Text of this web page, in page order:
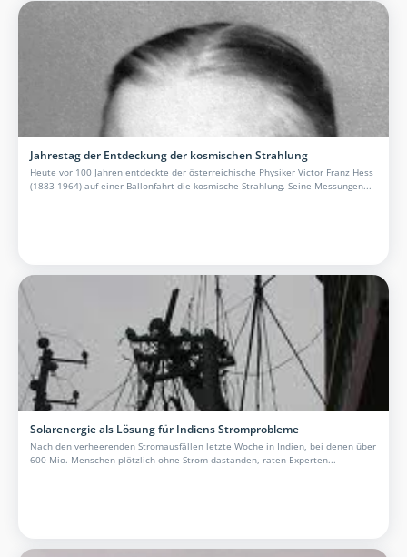
Jahrestag der Entdeckung der kosmischen Strahlung
Heute vor 100 Jahren entdeckte der österreichische Physiker Victor Franz Hess
(1883-1964) auf einer Ballonfahrt die kosmische Strahlung. Seine Messungen...
Solarenergie als Lösung für Indiens Stromprobleme
Nach den verheerenden Stromausfällen letzte Woche in Indien, bei denen über
600 Mio. Menschen plötzlich ohne Strom dastanden, raten Experten...